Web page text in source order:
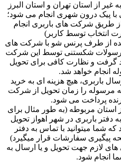
غیر از استان تهران و استان البرز
پیک درون شهری انجام می شود؛
طریق شرکت های باربری انجام
انتخاب توسط کاربر)
از طرف پرنس شو با شرکت های
مرسولات شکستنی توسط این شرکت
گرفت و نظارت کافی برای تحویل
انجام خواهد شد.
باربری، هیچ هزینه ای به خرید
مرسوله را زمان تحویل از شرکت
پرداخت می شود.
مربوطه (به طور مثال برای
باربری در شهر اهواز تحویل
شما میتوانید با تماس به دفتر
پیگیری سفارشات قرار میگیرد)
لازم جهت تحویل و یا ارسال به
انجام شود.